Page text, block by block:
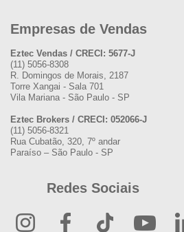
Empresas de Vendas
Eztec Vendas / CRECI: 5677-J
(11) 5056-8308
R. Domingos de Morais, 2187
Torre Xangai - Sala 701
Vila Mariana - São Paulo - SP
Eztec Brokers / CRECI: 052066-J
(11) 5056-8321
Rua Cubatão, 320, 7º andar
Paraíso – São Paulo - SP
Redes Sociais